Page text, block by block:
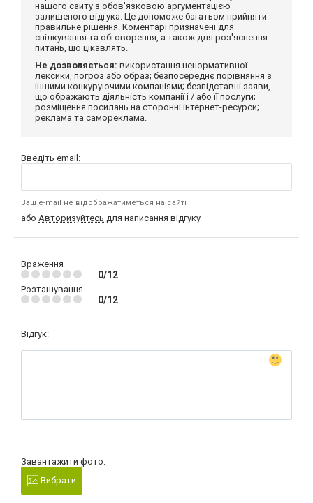
нашого сайту з обов'язковою аргументацією
залишеного відгука. Це допоможе багатьом прийняти
правильне рішення. Коментарі призначені для
спілкування та обговорення, а також для роз'яснення
питань, що цікавлять.
Не дозволяється: використання ненормативної
лексики, погроз або образ; безпосереднє порівняння з
іншими конкуруючими компаніями; безпідставні заяви,
що ображають діяльність компанії і / або її послуги;
розміщення посилань на сторонні інтернет-ресурси;
реклама та самореклама.
Введіть email:
Ваш e-mail не відображатиметься на сайті
або Авторизуйтесь для написання відгуку
Враження
0/12
Розташування
0/12
Відгук:
Завантажити фото:
Вибрати